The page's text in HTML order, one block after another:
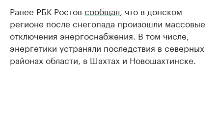
Ранее РБК Ростов сообщал , что в донском
регионе после снегопада произошли массовые
отключения энергоснабжения. В том числе,
энергетики устраняли последствия в северных
районах области, в Шахтах и Новошахтинске.